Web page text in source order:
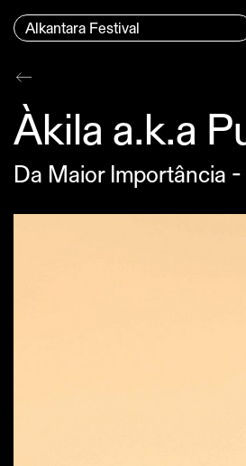
Menu Principal
Alkantara Festival
Conteúdo principal
Àkila a.k.a
Da Maior Importância